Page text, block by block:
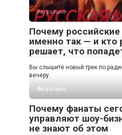
Актуально
Почему
именно так — и кто
решает, что
Вы слышите новый трек по
вечеру
Актуально
Почему фанаты
управляют шоу-
не знают об этом